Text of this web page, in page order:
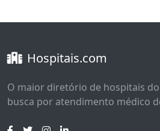
Hospitais.com
O maior diretório de hospitais
busca por atendimento médico